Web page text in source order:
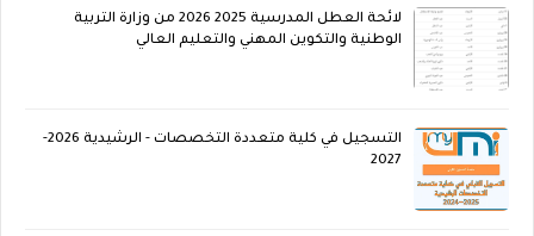
لائحة العطل المدرسية 2025 2026 من وزارة التربية
الوطنية والتكوين المهني والتعليم العالي
التسجيل في كلية متعددة التخصصات - الرشيدية 2026-
2027